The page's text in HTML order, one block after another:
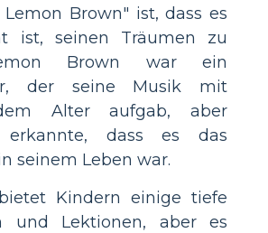
Lemon Brown" ist, dass es
ist, seinen Träumen zu
Brown war ein
der seine Musik mit
Alter aufgab, aber
erkannte, dass es das
seinem Leben war.
Kindern einige tiefe
und Lektionen, aber es